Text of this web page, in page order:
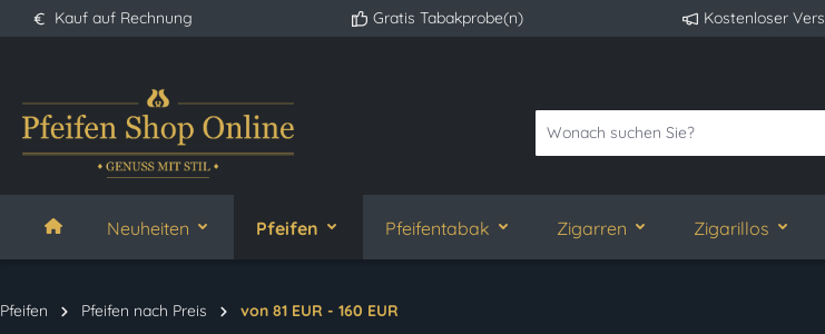
Zur Hauptnavigation springen
Kauf auf Rechnung Gratis Tabakprobe(n) Kostenloser
Neuheiten Pfeifen Pfeifentabak Zigarren Zigarillos
Pfeifen Pfeifen nach Preis von 81 EUR - 160 EUR